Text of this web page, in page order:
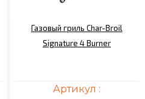
Газовый гриль Char-Broil
Signature 4 Burner
Артикул :